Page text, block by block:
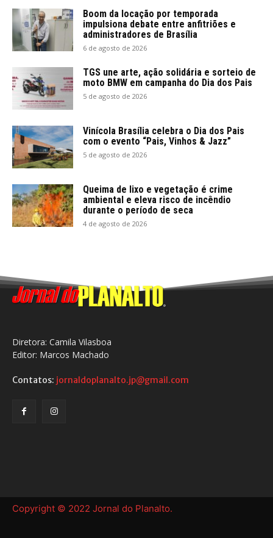
Boom da locação por temporada
impulsiona debate entre anfitriões e
administradores de Brasília
6 de agosto de 2026
TGS une arte, ação solidária e sorteio de
moto BMW em campanha do Dia dos Pais
5 de agosto de 2026
Vinícola Brasília celebra o Dia dos Pais
com o evento “Pais, Vinhos & Jazz”
5 de agosto de 2026
Queima de lixo e vegetação é crime
ambiental e eleva risco de incêndio
durante o período de seca
4 de agosto de 2026
Diretora: Camila Vilasboa
Editor: Marcos Machado
Contatos: jornaldoplanalto.jp@gmail.com
Copyright © 2022 Jornal do Planalto.